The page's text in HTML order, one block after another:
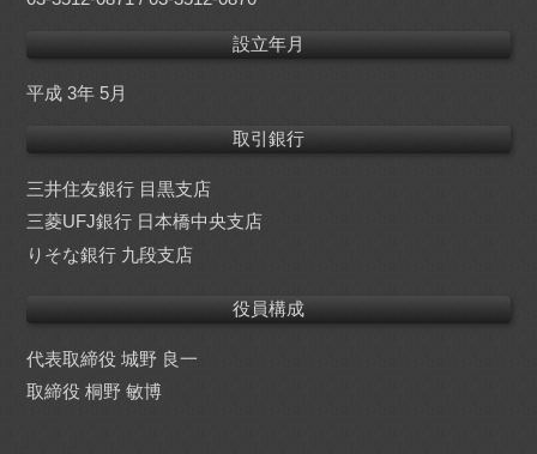
設立年月
平成 3年 5月
取引銀行
三井住友銀行 目黒支店
三菱UFJ銀行 日本橋中央支店
りそな銀行 九段支店
役員構成
代表取締役 城野 良一
取締役 桐野 敏博